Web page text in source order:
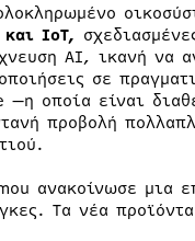
και IoT,
AI, ικανή να
σε
—η οποία είναι
προβολή
ανακοίνωσε μια
Τα νέα